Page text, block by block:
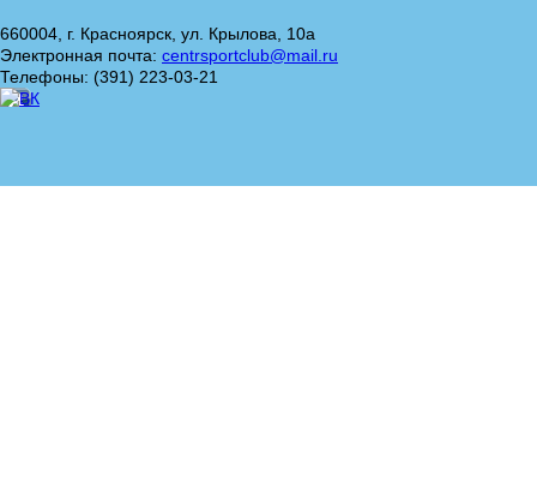
660004, г. Красноярск, ул. Крылова, 10а
Электронная почта: centrsportclub@mail.ru
Телефоны: (391) 223-03-21